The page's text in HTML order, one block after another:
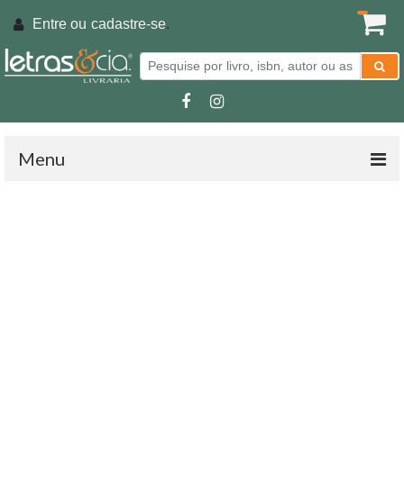
Entre ou cadastre-se.
Menu